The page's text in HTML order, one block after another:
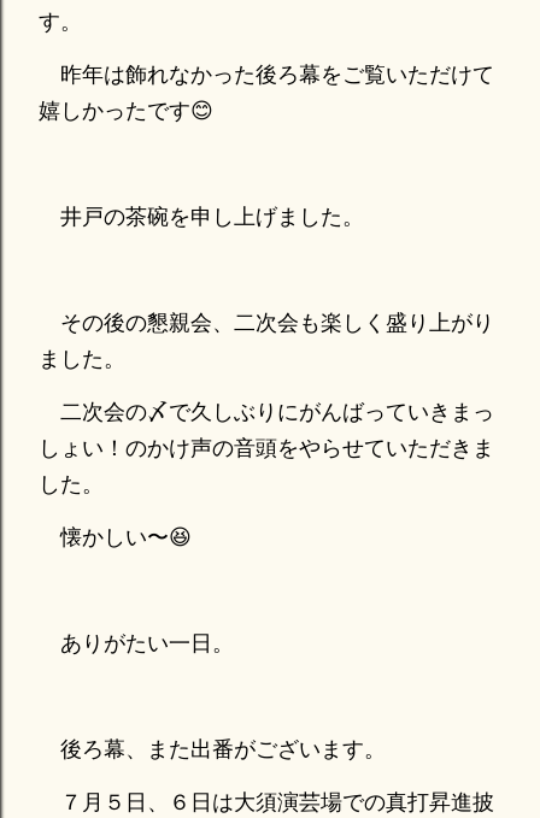
す。
昨年は飾れなかった後ろ幕をご覧いただけて
嬉しかったです😊
井戸の茶碗を申し上げました。
その後の懇親会、二次会も楽しく盛り上がり
ました。
二次会の〆で久しぶりにがんばっていきまっ
しょい！のかけ声の音頭をやらせていただきま
した。
懐かしい〜😆
ありがたい一日。
後ろ幕、また出番がございます。
７月５日、６日は大須演芸場での真打昇進披